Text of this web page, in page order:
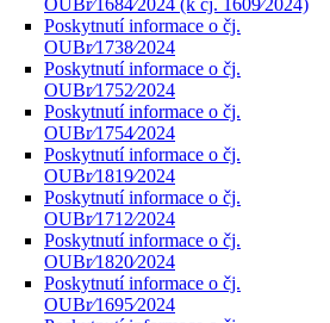
OUBr⁄1684⁄2024 (k čj. 1609⁄2024)
Poskytnutí informace o čj.
OUBr⁄1738⁄2024
Poskytnutí informace o čj.
OUBr⁄1752⁄2024
Poskytnutí informace o čj.
OUBr⁄1754⁄2024
Poskytnutí informace o čj.
OUBr⁄1819⁄2024
Poskytnutí informace o čj.
OUBr⁄1712⁄2024
Poskytnutí informace o čj.
OUBr⁄1820⁄2024
Poskytnutí informace o čj.
OUBr⁄1695⁄2024